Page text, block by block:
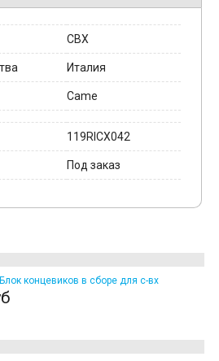
CBX
Италия
Came
119RICX042
Под заказ
концевиков в сборе для c-вх